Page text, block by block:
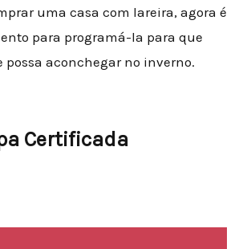
uma casa com lareira, agora é
para programá-la para que
possa aconchegar no inverno.
Certificada